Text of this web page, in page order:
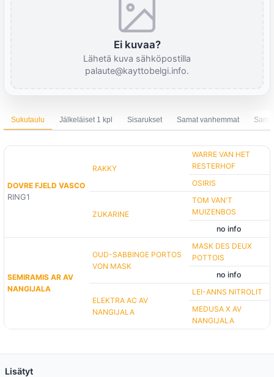
Ei kuvaa?
Lähetä kuva sähköpostilla
palaute@kayttobelgi.info.
Sukutaulu Jälkeläiset 1 kpl Sisarukset Samat vanhemmat
DOVRE FJELD VASCO
RING1
RAKKY
WARRE VAN HET
RESTERHOF
OSIRIS
ZUKARINE
TOM VAN'T
MUIZENBOS
no info
SEMIRAMIS AR AV
NANGIJALA
OUD-SABBINGE PORTOS
VON MASK
MASK DES DEUX
POTTOIS
no info
ELEKTRA AC AV
NANGIJALA
LEI-ANNS NITROLIT
MEDUSA X AV
NANGIJALA
Lisätyt